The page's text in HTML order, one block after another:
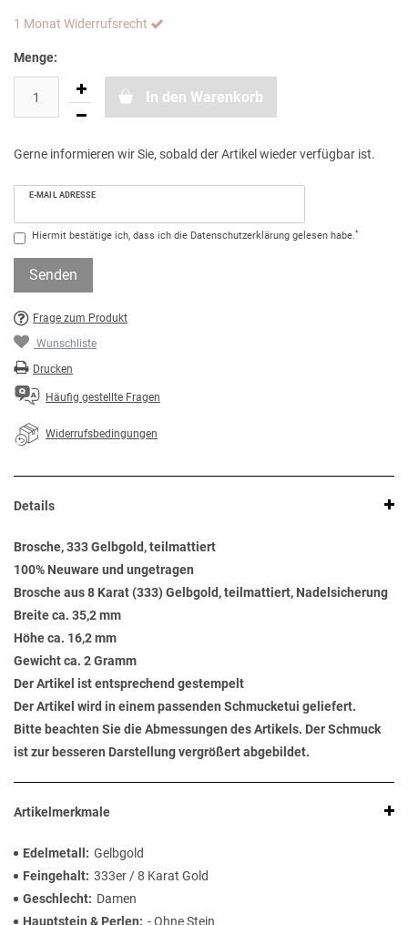
1 Monat Widerrufsrecht
Menge:
In den Warenkorb
Gerne informieren wir Sie, sobald der Artikel wieder verfügbar ist.
E-MAIL ADRESSE
Hiermit bestätige ich, dass ich die Daten­schutz­erklärung gelesen habe.*
Senden
Frage zum Produkt
Wunschliste
Drucken
Häufig gestellte Fragen
Widerrufsbedingungen
Details
Brosche, 333 Gelbgold, teilmattiert
100% Neuware und ungetragen
Brosche aus 8 Karat (333) Gelbgold, teilmattiert, Nadelsicherung
Breite ca. 35,2 mm
Höhe ca. 16,2 mm
Gewicht ca. 2 Gramm
Der Artikel ist entsprechend gestempelt
Der Artikel wird in einem passenden Schmucketui geliefert.
Bitte beachten Sie die Abmessungen des Artikels. Der Schmuck
ist zur besseren Darstellung vergrößert abgebildet.
Artikelmerkmale
Edelmetall
Gelbgold
Feingehalt 333er / 8 Karat Gold
Geschlecht
Damen
Hauptstein & Perlen
- Ohne Stein